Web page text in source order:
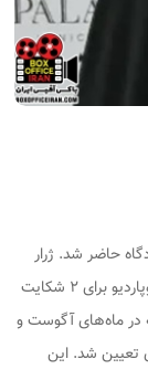
حاضر شد. ژرار
دوپاردیو، بازیگر فرانسوی، دیروز در دادگاهی در پاریس حاضر شد تا برای اتهام تجاوز جنسی محاکمه شود. دوپاردیو برای ۲ شکایت
در ماه‌های آگوست و
وی تعیین شد. این